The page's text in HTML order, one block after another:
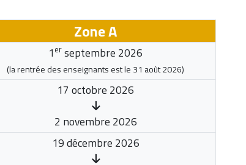
Zone A
1 er septembre 2026
(la rentrée des enseignants est le 31 août 2026)
17 octobre 2026
2 novembre 2026
19 décembre 2026